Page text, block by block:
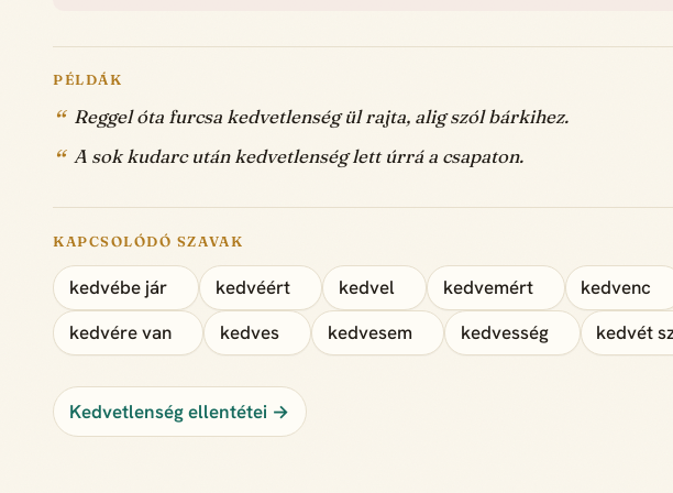
PÉLDÁK
Reggel óta furcsa kedvetlenség ül rajta, alig szól bárkihez.
A sok kudarc után kedvetlenség lett úrrá a csapaton.
KAPCSOLÓDÓ SZAVAK
kedvébe jár kedvéért kedvel kedvemért
kedvenc
kedvére van
kedves kedvesem kedvesség kedvét
Kedvetlenség ellentétei →